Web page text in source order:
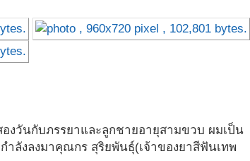
งวันกับภรรยาและลูกชายอายุสามขวบ ผมเป็น
ำลังลงมาคุณกร สุริยพันธุ์(เจ้าของยาสีฟันเทพ